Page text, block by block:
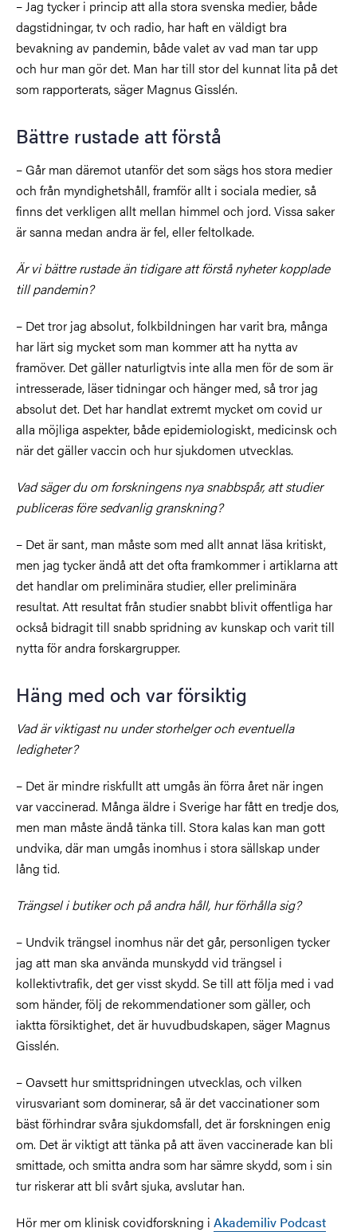
– Jag tycker i princip att alla stora svenska medier, både
dagstidningar, tv och radio, har haft en väldigt bra
bevakning av pandemin, både valet av vad man tar upp
och hur man gör det. Man har till stor del kunnat lita på det
som rapporterats, säger Magnus Gisslén.
Bättre rustade att förstå
– Går man däremot utanför det som sägs hos stora medier
och från myndighetshåll, framför allt i sociala medier, så
finns det verkligen allt mellan himmel och jord. Vissa saker
är sanna medan andra är fel, eller feltolkade.
Är vi bättre rustade än tidigare att förstå nyheter kopplade
till pandemin?
– Det tror jag absolut, folkbildningen har varit bra, många
har lärt sig mycket som man kommer att ha nytta av
framöver. Det gäller naturligtvis inte alla men för de som är
intresserade, läser tidningar och hänger med, så tror jag
absolut det. Det har handlat extremt mycket om covid ur
alla möjliga aspekter, både epidemiologiskt, medicinsk och
när det gäller vaccin och hur sjukdomen utvecklas.
Vad säger du om forskningens nya snabbspår, att studier
publiceras före sedvanlig granskning?
– Det är sant, man måste som med allt annat läsa kritiskt,
men jag tycker ändå att det ofta framkommer i artiklarna att
det handlar om preliminära studier, eller preliminära
resultat. Att resultat från studier snabbt blivit offentliga har
också bidragit till snabb spridning av kunskap och varit till
nytta för andra forskargrupper.
Häng med och var försiktig
Vad är viktigast nu under storhelger och eventuella
ledigheter?
– Det är mindre riskfullt att umgås än förra året när ingen
var vaccinerad. Många äldre i Sverige har fått en tredje dos,
men man måste ändå tänka till. Stora kalas kan man gott
undvika, där man umgås inomhus i stora sällskap under
lång tid.
Trängsel i butiker och på andra håll, hur förhålla sig?
– Undvik trängsel inomhus när det går, personligen tycker
jag att man ska använda munskydd vid trängsel i
kollektivtrafik, det ger visst skydd. Se till att följa med i vad
som händer, följ de rekommendationer som gäller, och
iaktta försiktighet, det är huvudbudskapen, säger Magnus
Gisslén.
– Oavsett hur smittspridningen utvecklas, och vilken
virusvariant som dominerar, så är det vaccinationer som
bäst förhindrar svåra sjukdomsfall, det är forskningen enig
om. Det är viktigt att tänka på att även vaccinerade kan bli
smittade, och smitta andra som har sämre skydd, som i sin
tur riskerar att bli svårt sjuka, avslutar han.­­
Hör mer om klinisk covidforskning i Akademiliv Podcast